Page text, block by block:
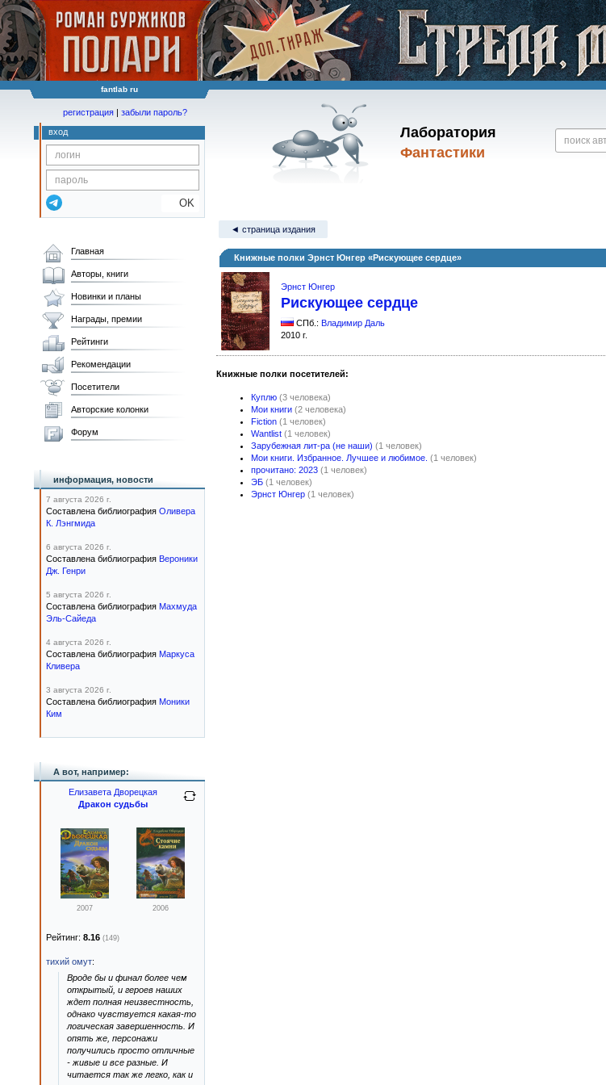
fantlab ru
Лаборатория
Фантастики
регистрация | забыли пароль?
вход
OK
◄ страница издания
Книжные полки Эрнст Юнгер «Рискующее сердце»
Эрнст Юнгер
Рискующее сердце
СПб.: Владимир Даль
2010 г.
Книжные полки посетителей:
Куплю (3 человека)
Мои книги (2 человека)
Fiction (1 человек)
Wantlist (1 человек)
Зарубежная лит-ра (не наши) (1 человек)
Мои книги. Избранное. Лучшее и любимое. (1 человек)
прочитано: 2023 (1 человек)
ЭБ (1 человек)
Эрнст Юнгер (1 человек)
Главная
Авторы, книги
Новинки и планы
Награды, премии
Рейтинги
Рекомендации
Посетители
Авторские колонки
Форум
информация, новости
7 августа 2026 г.
Составлена библиография Оливера
К. Лэнгмида
6 августа 2026 г.
Составлена библиография Вероники
Дж. Генри
5 августа 2026 г.
Составлена библиография Махмуда
Эль-Сайеда
4 августа 2026 г.
Составлена библиография Маркуса
Кливера
3 августа 2026 г.
Составлена библиография Моники
Ким
А вот, например:
Елизавета Дворецкая
Дракон судьбы
2007 2006
Рейтинг: 8.16 (149)
тихий омут:
Вроде бы и финал более чем
открытый, и героев наших
ждет полная неизвестность,
однако чувствуется какая-то
логическая завершенность. И
опять же, персонажи
получились просто отличные
- живые и все разные. И
читается так же легко, как и